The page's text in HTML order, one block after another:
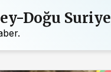
Doğu Suriye